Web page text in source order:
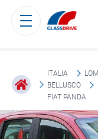
ITALIA
BELLUSCO
FIAT PANDA